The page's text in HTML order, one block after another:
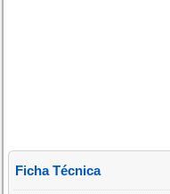
Ficha Técnica